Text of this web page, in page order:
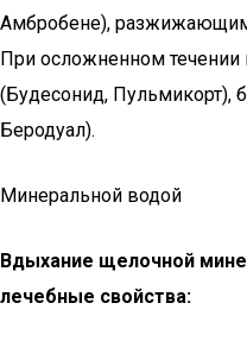
Амбробене),
При осложненном
(Будесонид, Пульмикорт),
Беродуал).
Минеральной водой
Вдыхание щелочной
лечебные свойства: